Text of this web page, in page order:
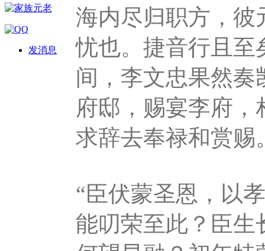
发消息
海内尽归职方，彼
忧也。捷音行且至
间，李文忠果然
府邸，赐宴李府
求辞去奉禄和赏赐
“臣伏蒙圣恩，以
能叨荣至此？臣生